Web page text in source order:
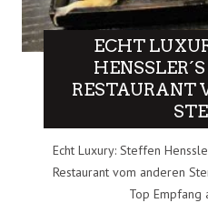
ECHT
RESTAURANT
Echt Luxury: Steffen
Restaurant vom anderen
Top Empfang